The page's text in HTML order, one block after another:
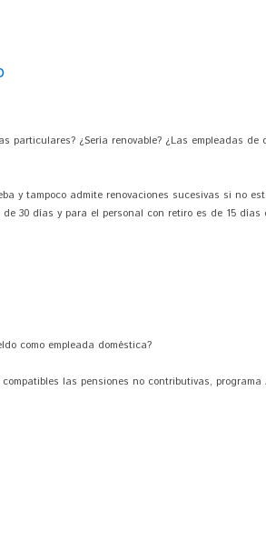
particulares? ¿Sería renovable? ¿Las empleadas
y tampoco admite renovaciones sucesivas si no
30 días y para el personal con retiro es de 15
como empleada doméstica?
las pensiones no contributivas, programa